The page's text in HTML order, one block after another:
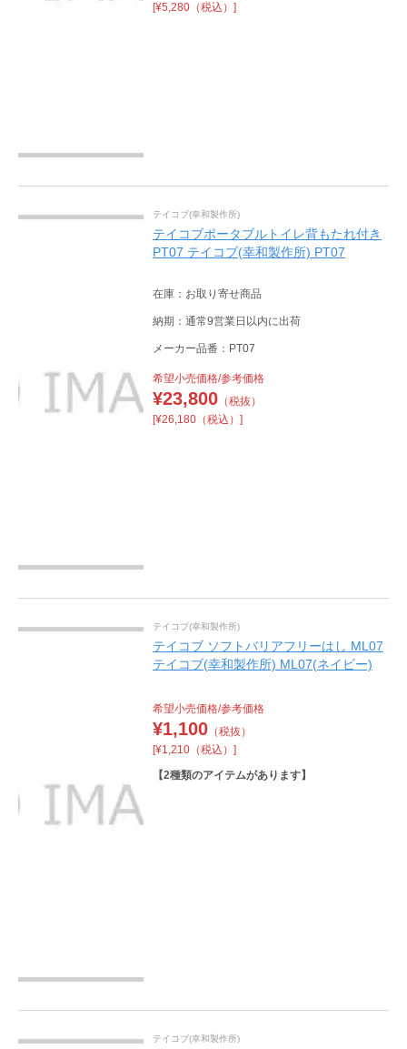
[¥5,280（税込）]
テイコブ(幸和製作所)
テイコブポータブルトイレ背もたれ付き
PT07 テイコブ(幸和製作所) PT07
在庫：お取り寄せ商品
納期：通常9営業日以内に出荷
メーカー品番：PT07
希望小売価格/参考価格
¥23,800（税抜）
[¥26,180（税込）]
テイコブ(幸和製作所)
テイコブ ソフトバリアフリーはし ML07
テイコブ(幸和製作所) ML07(ネイビー)
希望小売価格/参考価格
¥1,100（税抜）
[¥1,210（税込）]
【2種類のアイテムがあります】
テイコブ(幸和製作所)